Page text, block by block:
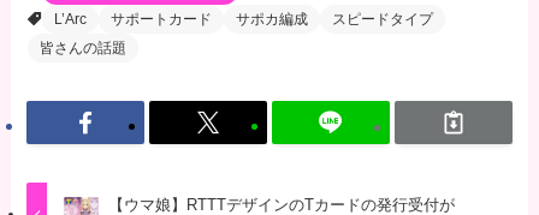
L’Arc
サポートカード サポカ編成
スピードタイプ
皆さんの話題
【ウマ娘】RTTTデザインのTカードの発行受付が